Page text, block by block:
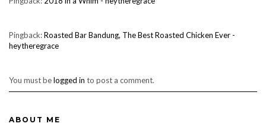
Pingback:Roasted Bar Bandung, The Best Roasted Chicken Ever -
heytheregrace
You must belogged in to post a comment.
ABOUT ME